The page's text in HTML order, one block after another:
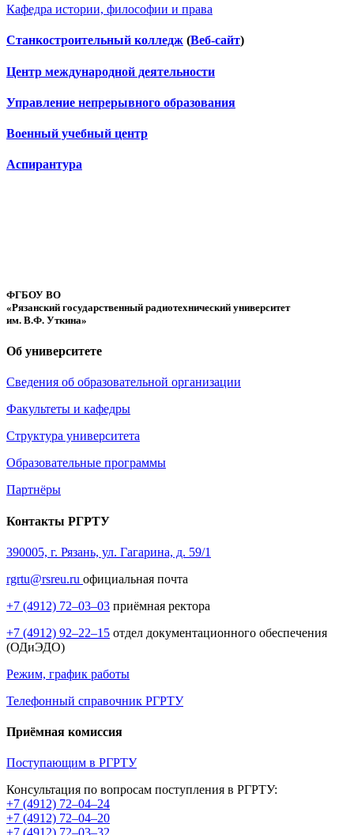
Кафедра истории, философии и права
Станкостроительный колледж (Веб-сайт)
Центр международной деятельности
Управление непрерывного образования
Военный учебный центр
Аспирантура
ФГБОУ ВО
«Рязанский государственный радиотехнический университет
им. В.Ф. Уткина»
Об университете
Сведения об образовательной организации
Факультеты и кафедры
Структура университета
Образовательные программы
Партнёры
Контакты РГРТУ
390005, г. Рязань, ул. Гагарина, д. 59/1
rgrtu@rsreu.ru официальная почта
+7 (4912) 72–03–03 приёмная ректора
+7 (4912) 92–22–15 отдел документационного обеспечения
(ОДиЭДО)
Режим, график работы
Телефонный справочник РГРТУ
Приёмная комиссия
Поступающим в РГРТУ
Консультация по вопросам поступления в РГРТУ:
+7 (4912) 72–04–24
+7 (4912) 72–04–20